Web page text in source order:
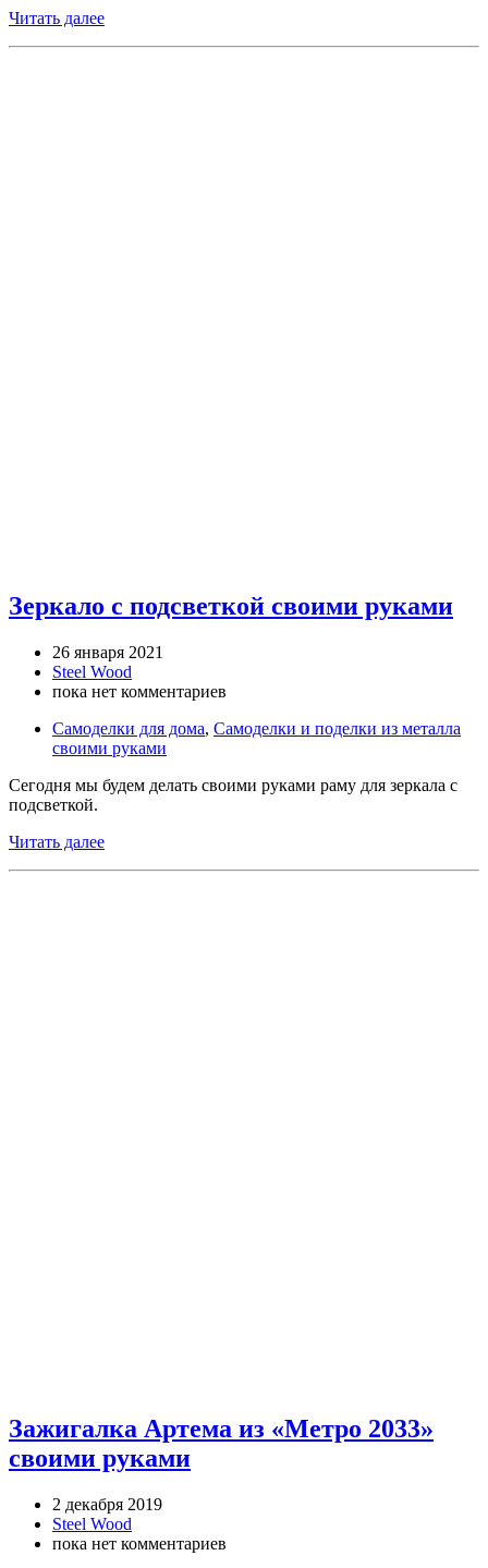
Читать далее
Зеркало с подсветкой своими руками
26 января 2021
Steel Wood
пока нет комментариев
Самоделки для дома, Самоделки и поделки из металла
своими руками
Сегодня мы будем делать своими руками раму для зеркала с
подсветкой.
Читать далее
Зажигалка Артема из «Метро 2033»
своими руками
2 декабря 2019
Steel Wood
пока нет комментариев